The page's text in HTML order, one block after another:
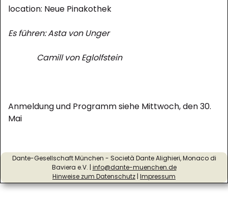
location: Neue Pinakothek
Es führen: Asta von Unger
Camill von Eglolfstein
Anmeldung und Programm siehe Mittwoch, den 30.
Mai
Dante-Gesellschaft München - Società Dante Alighieri, Monaco di
Baviera e.V. | info@dante-muenchen.de
Hinweise zum Datenschutz | Impressum